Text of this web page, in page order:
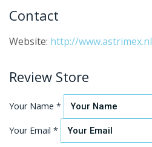
Contact
Website: http://www.astrimex.nl
Review Store
Your Name *
Your Email *